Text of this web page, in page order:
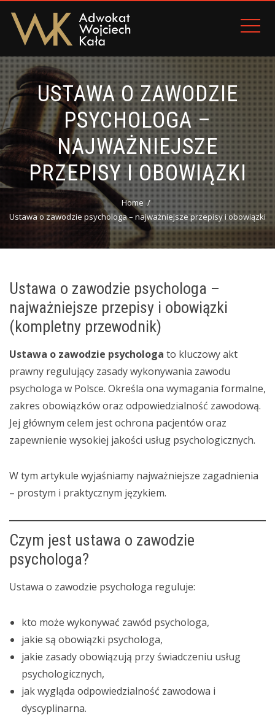
USTAWA O ZAWODZIE
PSYCHOLOGA –
NAJWAŻNIEJSZE
PRZEPISY I OBOWIĄZKI
Home
Ustawa o zawodzie psychologa – najważniejsze przepisy i obowiązki
Ustawa o zawodzie psychologa –
najważniejsze przepisy i obowiązki
(kompletny przewodnik)
Ustawa o zawodzie psychologa to kluczowy akt
prawny regulujący zasady wykonywania zawodu
psychologa w Polsce. Określa ona wymagania formalne,
zakres obowiązków oraz odpowiedzialność zawodową.
Jej głównym celem jest ochrona pacjentów oraz
zapewnienie wysokiej jakości usług psychologicznych.
W tym artykule wyjaśniamy najważniejsze zagadnienia
– prostym i praktycznym językiem.
Czym jest ustawa o zawodzie
psychologa?
Ustawa o zawodzie psychologa reguluje:
kto może wykonywać zawód psychologa,
jakie są obowiązki psychologa,
jakie zasady obowiązują przy świadczeniu usług
psychologicznych,
jak wygląda odpowiedzialność zawodowa i
dyscyplinarna.